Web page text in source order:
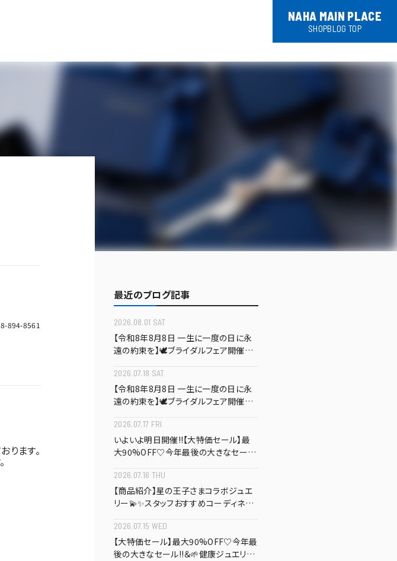
NAHA MAIN PLACE
SHOPBLOG TOP
894-8561
ります。
最近のブログ記事
2026.08.01 SAT
【令和8年8月8日 一生に一度の日に永
遠の約束を】🕊️ブライダルフェア開催中
2026.07.18 SAT
【令和8年8月8日 一生に一度の日に永
遠の約束を】🕊️ブライダルフェア開催中
2026.07.17 FRI
いよいよ明日開催‼️【大特価セール】最
大90%OFF♡今年最後の大きなセー
ーも✨
2026.07.16 THU
【商品紹介】星の王子さまコラボジュエ
リー💫✨スタッフおすすめコーディネー
2026.07.15 WED
【大特価セール】最大90%OFF♡今年最
後の大きなセール‼️＆🌱健康ジュエリー